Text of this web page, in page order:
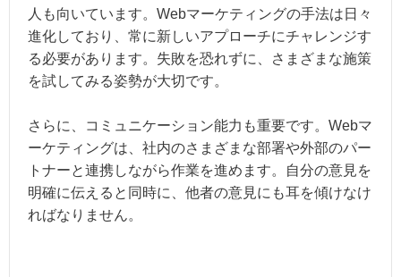
人も向いています。Webマーケティングの手法は日々
進化しており、常に新しいアプローチにチャレンジす
る必要があります。失敗を恐れずに、さまざまな施策
を試してみる姿勢が大切です。
さらに、コミュニケーション能力も重要です。Webマ
ーケティングは、社内のさまざまな部署や外部のパー
トナーと連携しながら作業を進めます。自分の意見を
明確に伝えると同時に、他者の意見にも耳を傾けなけ
ればなりません。